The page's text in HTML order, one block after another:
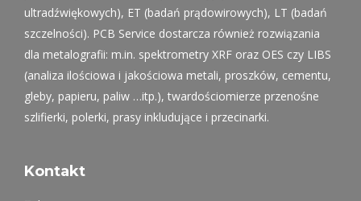
ultradźwiękowych), ET (badań prądowirowych), LT (badań
szczelności). PCB Service dostarcza również rozwiązania
dla metalografii: m.in. spektrometry XRF oraz OES czy LIBS
(analiza ilościowa i jakościowa metali, proszków, cementu,
gleby, papieru, paliw …itp.), twardościomierze przenośne
szlifierki, polerki, prasy inkludujące i przecinarki.
Kontakt